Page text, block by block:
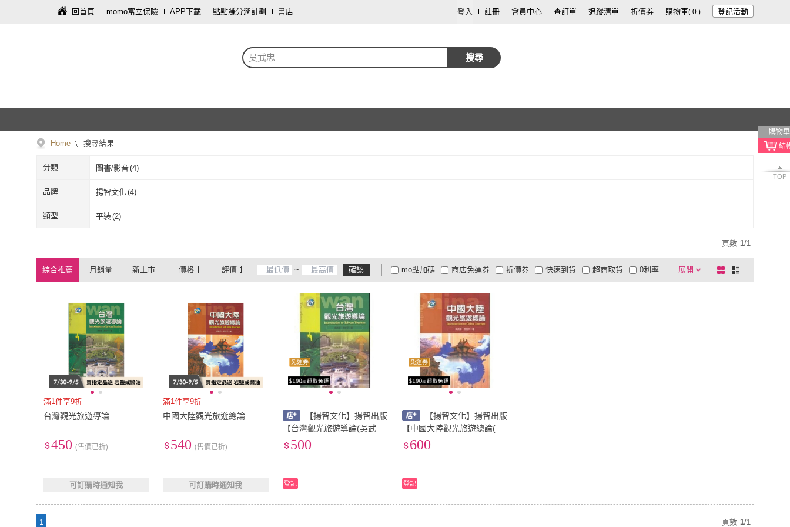
回首頁 momo富立保險 APP下載 點點賺分潤計劃 書店 登入 註冊 會員中心 查訂單 追蹤清單 折價券 購物車( 0 ) 登記活動
吳武忠 搜尋
購物車
TOP
Home 搜尋結果
分類 圖書/影音(4)
品牌 揚智文化(4)
揚智文化
類型 平裝(2)
頁數 1/1
綜合推薦 月銷量 新上市 價格 評價 ~ 確認 展開
折價券
有影片
商品有量 電視購物
mo點加碼 快速到貨 超商取貨
低溫宅配
大家電安心配
大家電快配
定期配/分次配
商店免運券 0利率
及以上 3 及以上
棋
盤
列
滿1件享9折
台灣觀光旅遊導論
450 (售價已折)
可訂購時通知我
滿1件享9折
中國大陸觀光旅遊總論
540 (售價已折)
可訂購時通知我
免運券
【揚智文化】揚智出版
【台灣觀光旅遊導論(吳武
忠、范世平)】(2005年1114)
500
登記
免運券
【揚智文化】揚智出版
【中國大陸觀光旅遊總論(吳
武忠、范世平)】(2004年012
600
登記
1 頁數 1/1